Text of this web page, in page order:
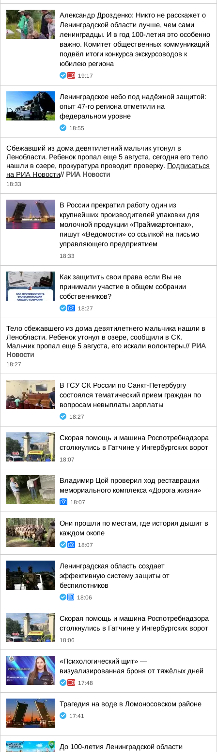
Александр Дрозденко: Никто не расскажет о
Ленинградской области лучше, чем сами
ленинградцы. И в год 100-летия это особенно
важно. Комитет общественных коммуникаций
подвёл итоги конкурса экскурсоводов к
юбилею региона
19:17
Ленинградское небо под надёжной защитой:
опыт 47-го региона отметили на
федеральном уровне
18:55
Сбежавший из дома девятилетний мальчик утонул в
Ленобласти. Ребенок пропал еще 5 августа, сегодня его тело
нашли в озере, прокуратура проводит проверку. Подписаться
на РИА Новости// РИА Новости
18:33
В России прекратил работу один из
крупнейших производителей упаковки для
молочной продукции «Праймкартонпак»,
пишут «Ведомости» со ссылкой на письмо
управляющего предприятием
18:33
Как защитить свои права если Вы не
принимали участие в общем собрании
собственников?
18:27
Тело сбежавшего из дома девятилетнего мальчика нашли в
Ленобласти. Ребенок утонул в озере, сообщили в СК.
Мальчик пропал еще 5 августа, его искали волонтеры.// РИА
Новости
18:27
В ГСУ СК России по Санкт-Петербургу
состоялся тематический прием граждан по
вопросам невыплаты зарплаты
18:27
Скорая помощь и машина Роспотребнадзора
столкнулись в Гатчине у Ингербургских ворот
18:07
Владимир Цой проверил ход реставрации
мемориального комплекса «Дорога жизни»
18:07
Они прошли по местам, где история дышит в
каждом окопе
18:07
Ленинградская область создает
эффективную систему защиты от
беспилотников
18:06
Скорая помощь и машина Роспотребнадзора
столкнулись в Гатчине у Ингербургских ворот
18:06
«Психологический щит» —
визуализированная броня от тяжёлых дней
17:48
Трагедия на воде в Ломоносовском районе
17:41
До 100-летия Ленинградской области